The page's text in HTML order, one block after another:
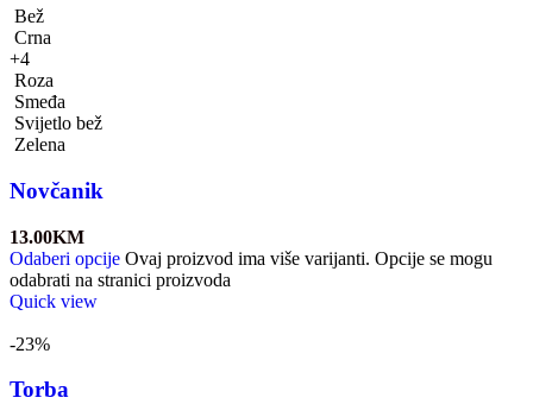
Bež
Crna
+4
Roza
Smeđa
Svijetlo bež
Zelena
Novčanik
13.00KM
Odaberi opcije Ovaj proizvod ima više varijanti. Opcije se mogu
odabrati na stranici proizvoda
Quick view
-23%
Torba